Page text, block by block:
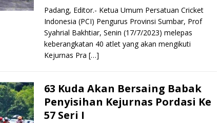
Padang, Editor.- Ketua Umum Persatuan Cricket
Indonesia (PCI) Pengurus Provinsi Sumbar, Prof
Syahrial Bakhtiar, Senin (17/7/2023) melepas
keberangkatan 40 atlet yang akan mengikuti
Kejurnas Pra […]
63 Kuda Akan Bersaing Babak
Penyisihan Kejurnas Pordasi Ke
57 Seri I